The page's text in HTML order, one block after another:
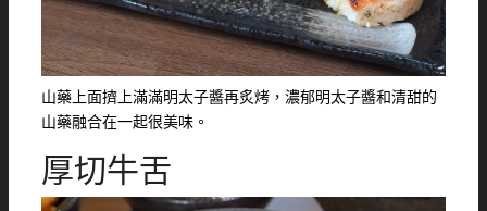
山藥上面擠上滿滿明太子醬再炙烤，濃郁明太子醬和清甜的
山藥融合在一起很美味。
厚切牛舌